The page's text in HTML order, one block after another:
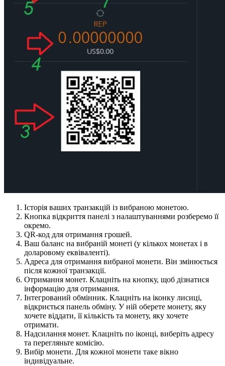
Історія ваших транзакцій із вибраною монетою.
Кнопка відкриття панелі з налаштуваннями розберемо її
окремо.
QR-код для отримання грошей.
Ваш баланс на вибраній монеті (у кількох монетах і в
доларовому еквіваленті).
Адреса для отримання вибраної монети. Він змінюється
після кожної транзакції.
Отримання монет. Клацніть на кнопку, щоб дізнатися
інформацію для отримання.
Інтегрований обмінник. Клацніть на іконку лисиці,
відкриється панель обміну. У ній оберете монету, яку
хочете віддати, її кількість та монету, яку хочете
отримати.
Надсилання монет. Клацніть по іконці, виберіть адресу
та перегляньте комісію.
Вибір монети. Для кожної монети таке вікно
індивідуальне.